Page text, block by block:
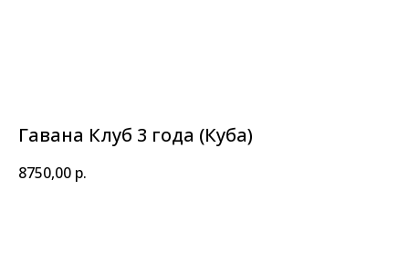
Гавана Клуб 3 года (Куба)
8750,00 р.